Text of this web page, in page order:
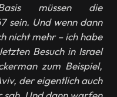
müssen die
sein. Und wenn dann
nicht mehr – ich habe
Besuch in Israel
zum Beispiel,
der eigentlich auch